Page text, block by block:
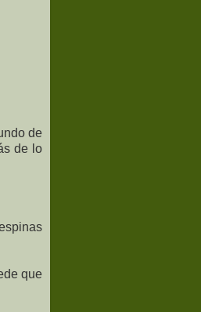
de
de lo
que